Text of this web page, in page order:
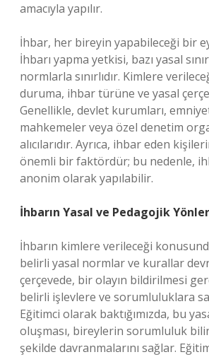
amacıyla yapılır.
İhbar, her bireyin yapabileceği bir
İhbarı yapma yetkisi, bazı yasal
normlarla sınırlıdır. Kimlere
duruma, ihbar türüne ve yasal
Genellikle, devlet kurumları,
mahkemeler veya özel denetim
alıcılarıdır. Ayrıca, ihbar eden
önemli bir faktördür; bu nedenle,
anonim olarak yapılabilir.
İhbarın Yasal ve Pedagojik
İhbarın kimlere verileceği
belirli yasal normlar ve kurallar
çerçevede, bir olayın bildirilmesi
belirli işlevlere ve sorumluluklara
Eğitimci olarak baktığımızda, bu
oluşması, bireylerin sorumluluk
şekilde davranmalarını sağlar.